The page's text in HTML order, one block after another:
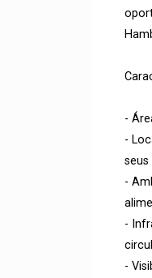
-
-
seus
-
-
-